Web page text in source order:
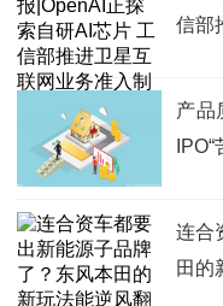
信部
产品
IPO“
连合
田的